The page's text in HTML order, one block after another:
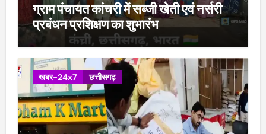
ग्राम पंचायत कांचरी में सब्जी खेती एवं नर्सरी
प्रबंधन प्रशिक्षण का शुभारंभ
खबर-24x7 छत्तीसगढ़